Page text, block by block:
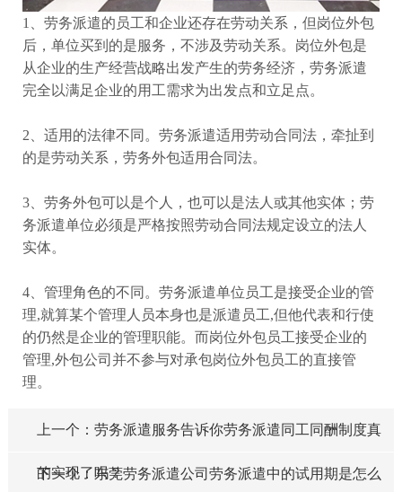
1、劳务派遣的员工和企业还存在劳动关系，但岗位外包
后，单位买到的是服务，不涉及劳动关系。岗位外包是
从企业的生产经营战略出发产生的劳务经济，劳务派遣
完全以满足企业的用工需求为出发点和立足点。
2、适用的法律不同。劳务派遣适用劳动合同法，牵扯到
的是劳动关系，劳务外包适用合同法。
3、劳务外包可以是个人，也可以是法人或其他实体；劳
务派遣单位必须是严格按照劳动合同法规定设立的法人
实体。
4、管理角色的不同。劳务派遣单位员工是接受企业的管
理,就算某个管理人员本身也是派遣员工,但他代表和行使
的仍然是企业的管理职能。而岗位外包员工接受企业的
管理,外包公司并不参与对承包岗位外包员工的直接管
理。
上一个：劳务派遣服务告诉你劳务派遣同工同酬制度真
的实现了吗？
下一个：东莞劳务派遣公司劳务派遣中的试用期是怎么